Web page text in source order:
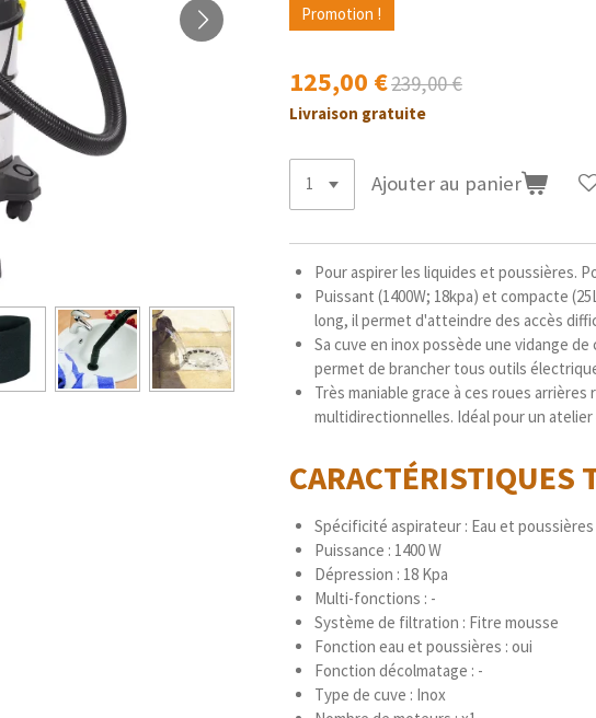
Promotion !
125,00 €239,00 €
Livraison gratuite
Ajouter au panier
Pour aspirer les liquides et poussières.
Puissant (1400W; 18kpa) et compacte
long, il permet d'atteindre des accès
Sa cuve en inox possède une vidange
permet de brancher tous outils
Très maniable grace à ces roues
multidirectionnelles. Idéal pour un atelier
CARACTÉRISTIQUES
Spécificité aspirateur : Eau et poussières
Puissance : 1400 W
Dépression : 18 Kpa
Multi-fonctions : -
Système de filtration : Fitre mousse
Fonction eau et poussières : oui
Fonction décolmatage : -
Type de cuve : Inox